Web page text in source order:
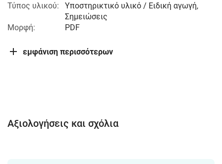
Τύπος υλικού:
Υποστηρικτικό υλικό / Ειδική αγωγή,
Σημειώσεις
Μορφή:
PDF
εμφάνιση περισσότερων
Αξιολογήσεις και σχόλια